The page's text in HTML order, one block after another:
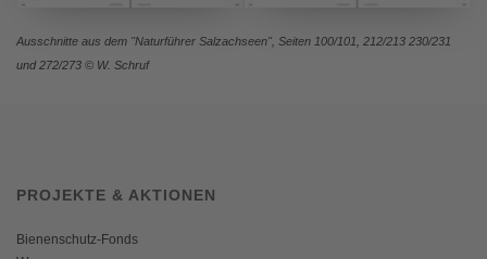
Ausschnitte aus dem "Naturführer Salzachseen", Seiten 100/101, 212/213 230/231
und 272/273 © W. Schruf
PROJEKTE & AKTIONEN
Bienenschutz-Fonds